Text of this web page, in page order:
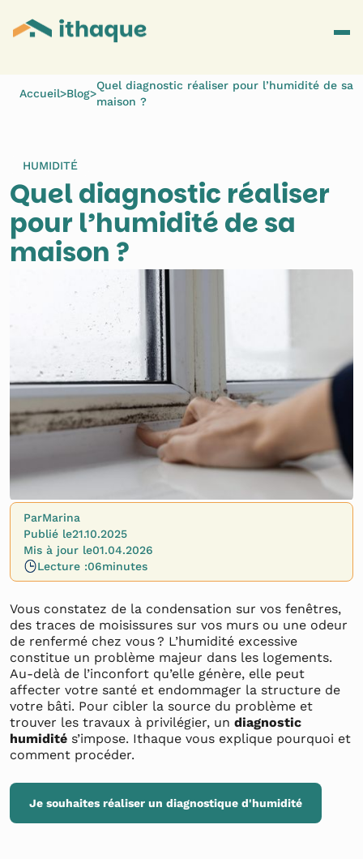
Accueil>Blog>
Quel diagnostic réaliser pour l’humidité de sa
maison ?
HUMIDITÉ
Quel diagnostic réaliser
pour l’humidité de sa
maison ?
ParMarina
Publié le21.10.2025
Mis à jour le01.04.2026
Lecture :06minutes
Vous constatez de la condensation sur vos fenêtres,
des traces de moisissures sur vos murs ou une odeur
de renfermé chez vous ? L’humidité excessive
constitue un problème majeur dans les logements.
Au-delà de l’inconfort qu’elle génère, elle peut
affecter votre santé et endommager la structure de
votre bâti. Pour cibler la source du problème et
trouver les travaux à privilégier, un diagnostic
humidité s’impose. Ithaque vous explique pourquoi et
comment procéder.
Je souhaites réaliser un diagnostique d'humidité